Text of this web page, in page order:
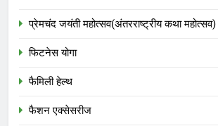
प्रेमचंद जयंती महोत्सव(अंतरराष्ट्रीय कथा महोत्सव)
फिटनेस योगा
फैमिली हेल्थ
फैशन एक्सेसरीज